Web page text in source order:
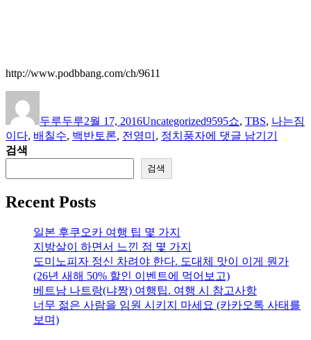
http://www.podbbang.com/ch/9611
이
두루두루일
자
2월 17, 2016고
리
Uncategorized9595쇼, TBS, 나는짐
이다, 배칠수, 백반토론, 전영미 , 정치풍자정
최
고
봉
–
에 댓글 남기기
검색
검색
Recent Posts
일본 후쿠오카 여행 팁 몇 가지
지방살이 하면서 느낀 점 몇 가지
도미노피자 정신 차려야 한다. 도대체 맛이 이게 뭔가
(26년 새해 50% 할인 이벤트에 먹어보고)
베트남 나트랑(냐짱) 여행팁. 여행 시 참고사항
너무 젊은 사람을 임원 시키지 마세요 (카카오톡 사태를
보며)